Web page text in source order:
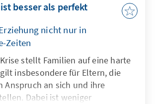
besser als perfekt
nicht nur in
Zeiten
stellt Familien auf eine harte
insbesondere für Eltern, die
Anspruch an sich und ihre
Dabei ist weniger